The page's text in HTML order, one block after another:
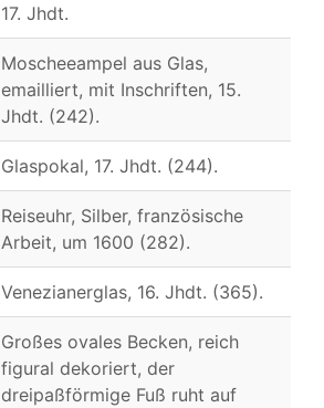
17. Jhdt.
Moscheeampel aus Glas,
emailliert, mit Inschriften, 15.
Jhdt. (242).
Glaspokal, 17. Jhdt. (244).
Reiseuhr, Silber, französische
Arbeit, um 1600 (282).
Venezianerglas, 16. Jhdt. (365).
Großes ovales Becken, reich
figural dekoriert, der
dreipaßförmige Fuß ruht auf